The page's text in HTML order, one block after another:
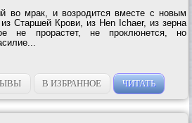
во мрак, и возродится вместе с новым
Старшей Крови, из Hen Ichaer, из зерна
не прорастет, не проклюнется, но
В ИЗБРАННОЕ ЧИТАТЬ